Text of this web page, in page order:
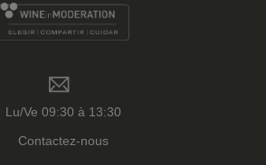
Lu/Ve 09:30 à 13:30
Contactez-nous